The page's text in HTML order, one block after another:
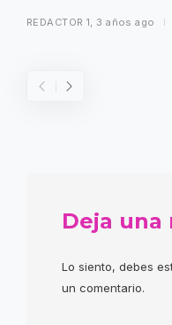
REDACTOR 1 3 años ago
Deja una
Lo siento, debes
un comentario.